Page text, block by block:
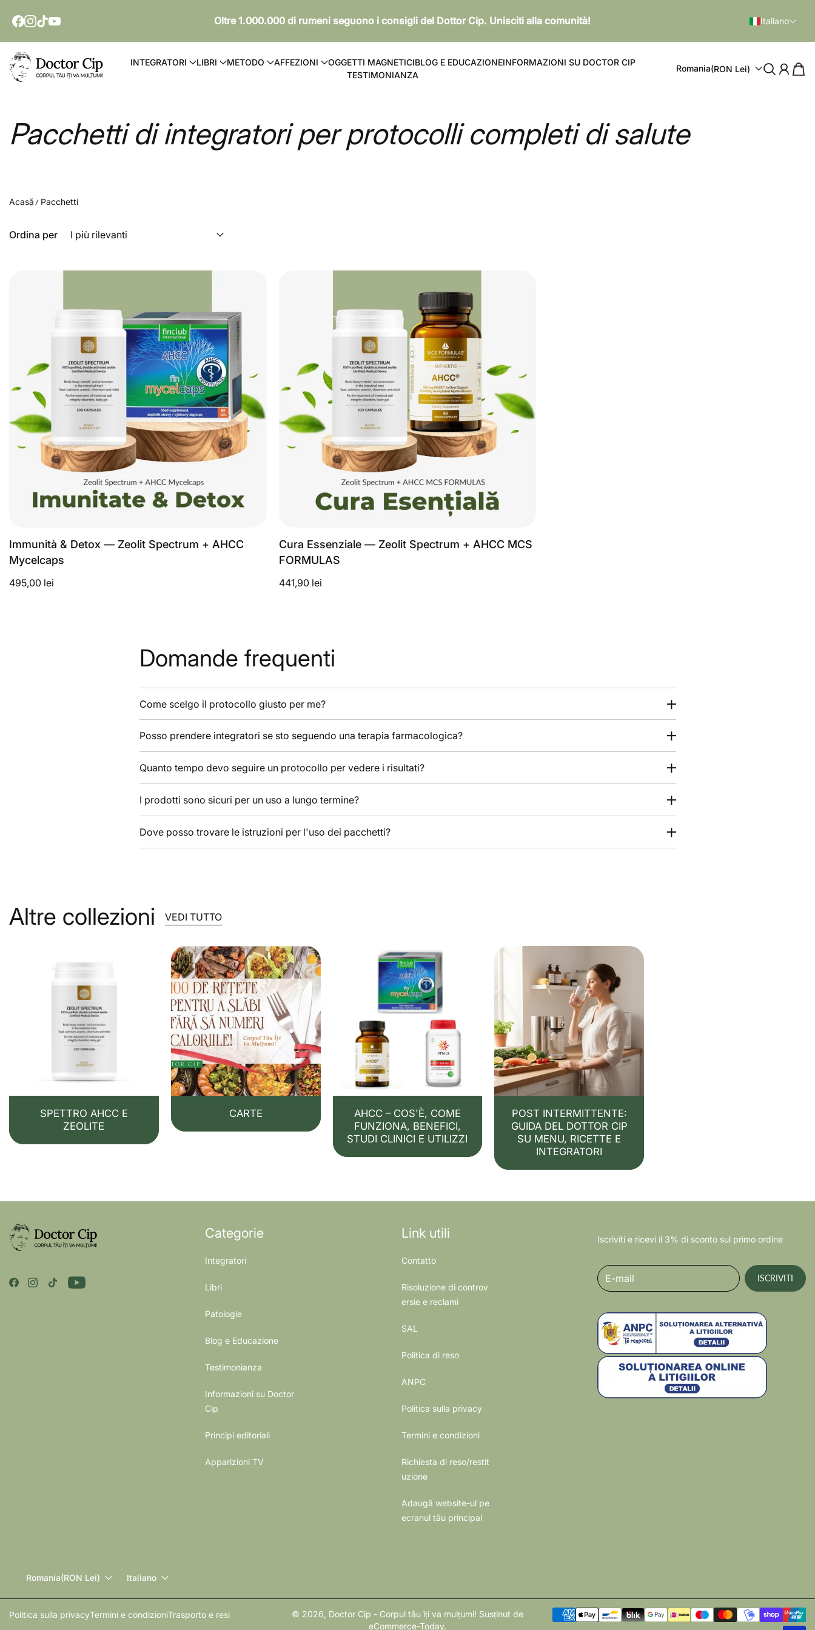
SALTA AL CONTENUTO Oltre 1.000.000 di rumeni seguono i consigli del Dottor Cip. Unisciti alla comunità! Italiano
INTEGRATORI LIBRI METODO AFFEZIONI OGGETTI MAGNETICIBLOG E EDUCAZIONEINFORMAZIONI SU DOCTOR CIP
TESTIMONIANZA
Doctor Cip - Corpul tău îți va mulțumi!
Romania(RON Lei)
Pacchetti di integratori per protocolli completi di salute
Acasă Pacchetti
Ordina per
Immunità & Detox — Zeolit Spectrum + AHCC
Mycelcaps
495,00 lei
Cura Essenziale — Zeolit Spectrum + AHCC MCS
FORMULAS
441,90 lei
Domande frequenti
Come scelgo il protocollo giusto per me?
Posso prendere integratori se sto seguendo una terapia farmacologica?
Quanto tempo devo seguire un protocollo per vedere i risultati?
I prodotti sono sicuri per un uso a lungo termine?
Dove posso trovare le istruzioni per l'uso dei pacchetti?
Altre collezioni VEDI TUTTO
SPETTRO AHCC E
ZEOLITE
CARTE
AHCC – COS'È, COME
FUNZIONA, BENEFICI,
STUDI CLINICI E UTILIZZI
POST INTERMITTENTE:
GUIDA DEL DOTTOR CIP
SU MENU, RICETTE E
INTEGRATORI
Categorie
Integratori
Libri
Patologie
Blog e Educazione
Testimonianza
Informazioni su Doctor
Cip
Principi editoriali
Apparizioni TV
Link utili
Contatto
Risoluzione di controv
ersie e reclami
SAL
Politica di reso
ANPC
Politica sulla privacy
Termini e condizioni
Richiesta di reso/restit
uzione
Adaugă website-ul pe
ecranul tău principal
Iscriviti e ricevi il 3% di sconto sul primo ordine
E-mail
ISCRIVITI
Romania (RON Lei) Italiano
Politica sulla privacyTermini e condizioniTrasporto e resi © 2026, Doctor Cip - Corpul tău îți va mulțumi! Susținut de
eCommerce-Today.